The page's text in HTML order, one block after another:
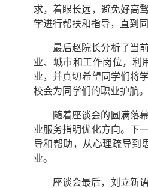
求，着眼长远，避免好高
学进行帮扶和指导，直到
最后赵院长分析了当
业、城市和工作岗位，利
业，并真切希望同学们将
校会为同学们的职业护航。
随着座谈会的圆满落
业服务指明优化方向。下
导和帮助，从心理疏导到
业。
座谈会最后，刘立新